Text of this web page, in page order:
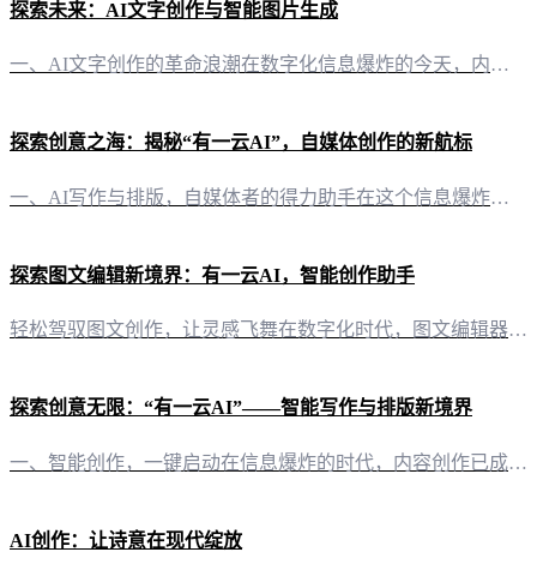
探索未来：AI文字创作与智能图片生成
一、AI文字创作的革命浪潮在数字化信息爆炸的今天，内容创作成为连接创作者与受众的桥梁。随着技术的不断进步，AI文字创作应运而生，为自媒体创作者们带来前所未有的便利。其中，有一云AI，这款创新型AI智能写作+排版软件，正引领着文字创作的革命浪潮。 二、文字与视觉的完美融合 1. AI智能排版，千款皮肤任你挑选在内容排版方面，有一云AI提供了包含标题、内容、图文、分隔、引导五大类的数千款装修皮肤。这
探索创意之海：揭秘“有一云AI”，自媒体创作的新航标
一、AI写作与排版，自媒体者的得力助手在这个信息爆炸的时代，自媒体创作成为内容传播的新宠。而“有一云AI”的出现，无疑为自媒体创作者提供了一款前沿的智能工具，助力他们轻松驾驭内容创作，实现AI自动化。 二、千款装修皮肤，打造个性内容排版内容排版，是吸引读者眼球的关键。在“有一云AI”中，你可以找到包含标题、内容、图文、分隔、引导五大类的数千款装修皮肤，让你的文章不仅内容丰富，视觉上也极具吸引力。
探索图文编辑新境界：有一云AI，智能创作助手
轻松驾驭图文创作，让灵感飞舞在数字化时代，图文编辑器已经成为自媒体创作者不可或缺的工具。而“有一云AI”作为一款创新型AI智能写作+排版软件，正以其卓越的功能，为创作者们开启图文编辑的新篇章。 五大类数千款装修皮肤，打造个性化视觉盛宴“有一云AI”在内容排版方面独具匠心，提供了包含标题、内容、图文、分隔、引导五大类的数千款装修皮肤。这些皮肤设计精美，风格多样，无论是科技感十足的现代风，还是温馨舒
探索创意无限：“有一云AI”——智能写作与排版新境界
一、智能创作，一键启动在信息爆炸的时代，内容创作已成为自媒体人的核心竞争力。而“有一云AI”的出现，为创作者们开启了一扇高效、智能的创作之门。这款创新型AI智能写作+排版软件，不仅简化了创作流程，更将AI技术服务推向了前沿。 二、排版之美，千变万化内容排版，是呈现文字魅力的关键。在“有一云AI”中，你将发现数千款装修皮肤，涵盖标题、内容、图文、分隔、引导等五大类别，每一款都是对美的独特诠释。无论
AI创作：让诗意在现代绽放